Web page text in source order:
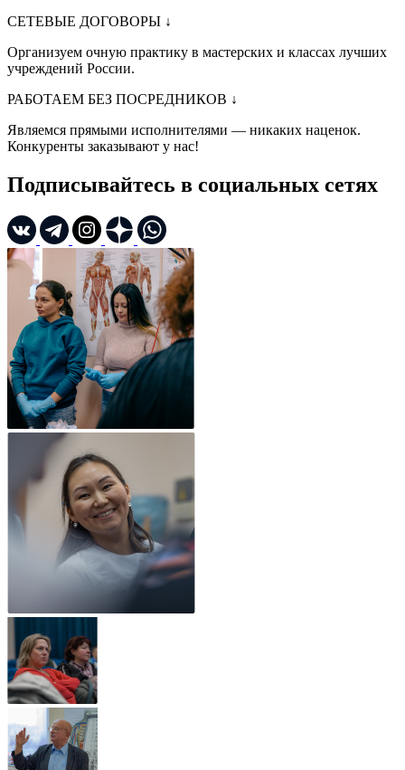
СЕТЕВЫЕ ДОГОВОРЫ ↓
Организуем очную практику в мастерских и классах лучших
учреждений России.
РАБОТАЕМ БЕЗ ПОСРЕДНИКОВ ↓
Являемся прямыми исполнителями — никаких наценок.
Конкуренты заказывают у нас!
Подписывайтесь в социальных сетях